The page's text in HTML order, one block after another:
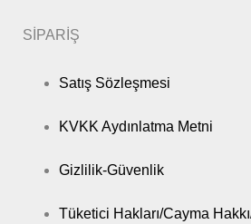
SİPARİŞ
Satış Sözleşmesi
KVKK Aydınlatma Metni
Gizlilik-Güvenlik
Tüketici Hakları/Cayma